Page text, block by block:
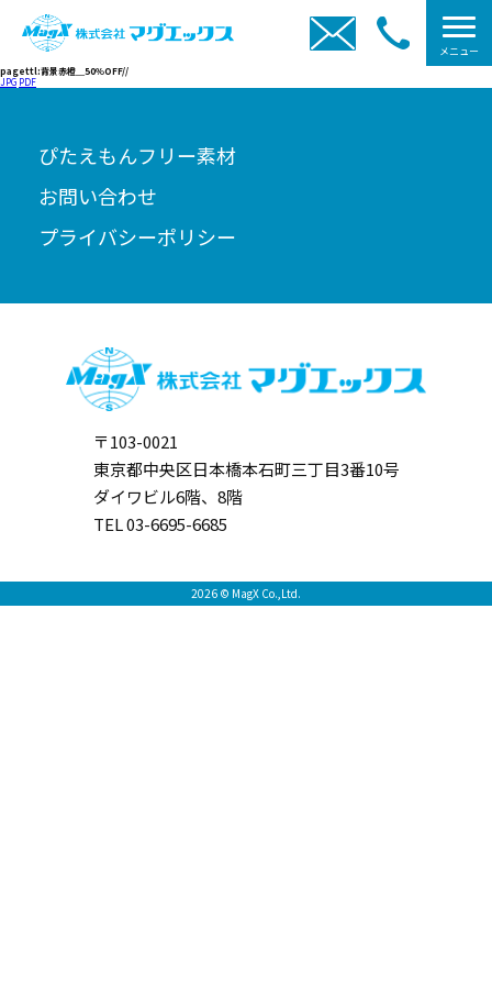
メニュー
pagettl:背景赤橙＿50％OFF//
JPG PDF
ぴたえもんフリー素材
お問い合わせ
プライバシーポリシー
〒103-0021
東京都中央区日本橋本石町三丁目3番10号
ダイワビル6階、8階
TEL 03-6695-6685
2026 © MagX Co.,Ltd.